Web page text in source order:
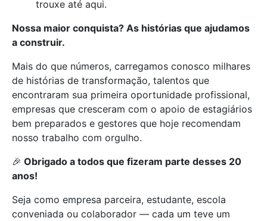
trouxe até aqui.
Nossa maior conquista? As histórias que ajudamos
a construir.
Mais do que números, carregamos conosco milhares
de histórias de transformação, talentos que
encontraram sua primeira oportunidade profissional,
empresas que cresceram com o apoio de estagiários
bem preparados e gestores que hoje recomendam
nosso trabalho com orgulho.
🎉 Obrigado a todos que fizeram parte desses 20
anos!
Seja como empresa parceira, estudante, escola
conveniada ou colaborador — cada um teve um